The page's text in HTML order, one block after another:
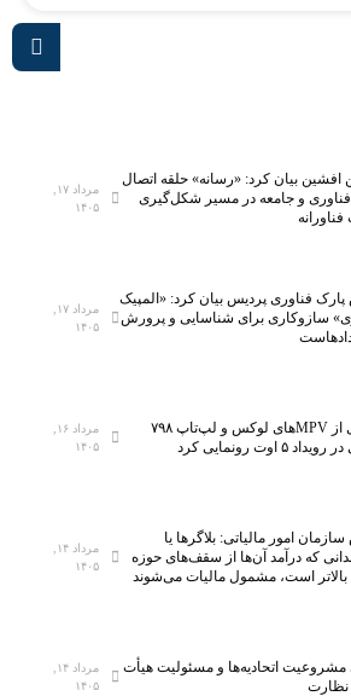
بیان کرد: «رسانه» حلقه اتصال
فناوری و جامعه در مسیر شکل‌گیری
۱۴۰۵
فناوری پردیس بیان کرد: «المپیک
سازوکاری برای شناسایی و پرورش
۱۴۰۵
هواوی از MPVهای لوکس و لپ‌تاپ ۷۹۸
۵ اوت رونمایی کرد
۱۴۰۵
امور مالیاتی: بلاگر‌ها یا
که درآمد آن‌ها از سقف‌های حوزه
است، مشمول مالیات می‌شوند
۱۴۰۵
مشروعیت اتحادیه‌ها و مسئولیت هیأت
نظارت
۱۴۰۵